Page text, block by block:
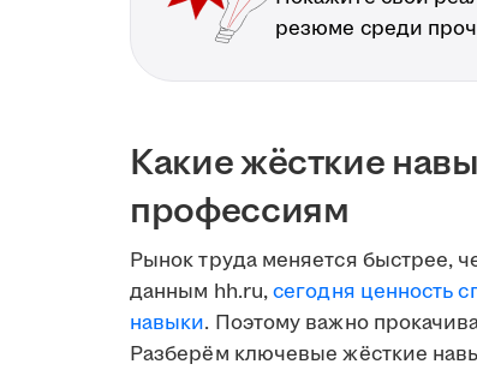
резюме среди
Какие жёсткие
профессиям
Рынок труда меняется быстрее,
данным hh.ru,сегодня ценность
навыки. Поэтому важно
Разберём ключевые жёсткие